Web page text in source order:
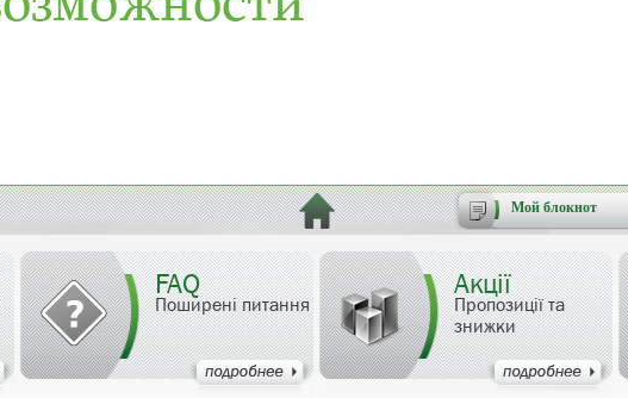
Мой блокнот
FAQ
Поширені питання
Акції
Пропозиції та
знижки